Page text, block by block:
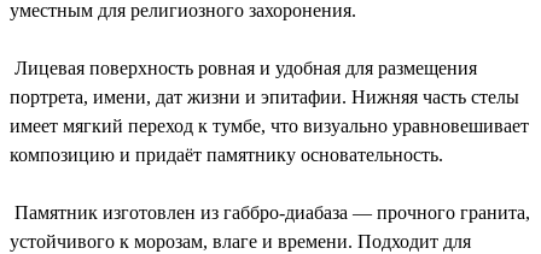
уместным для религиозного захоронения.
Лицевая поверхность ровная и удобная для размещения
портрета, имени, дат жизни и эпитафии. Нижняя часть стелы
имеет мягкий переход к тумбе, что визуально уравновешивает
композицию и придаёт памятнику основательность.
Памятник изготовлен из габбро-диабаза — прочного гранита,
устойчивого к морозам, влаге и времени. Подходит для